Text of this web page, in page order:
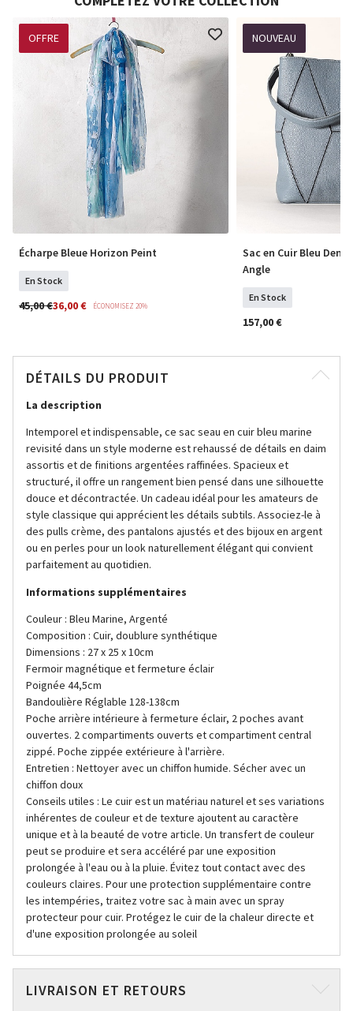
OFFRE
Écharpe Bleue Horizon Peint
En Stock
45,00 €36,00 € ÉCONOMISEZ 20%
NOUVEAU
Sac en Cuir Bleu
Angle
En Stock
157,00 €
DÉTAILS DU PRODUIT
La description
Intemporel et indispensable, ce sac seau en cuir bleu marine
revisité dans un style moderne est rehaussé de détails en daim
assortis et de finitions argentées raffinées. Spacieux et
structuré, il offre un rangement bien pensé dans une silhouette
douce et décontractée. Un cadeau idéal pour les amateurs de
style classique qui apprécient les détails subtils. Associez-le à
des pulls crème, des pantalons ajustés et des bijoux en argent
ou en perles pour un look naturellement élégant qui convient
parfaitement au quotidien.
Informations supplémentaires
Couleur : Bleu Marine, Argenté
Composition : Cuir, doublure synthétique
Dimensions : 27 x 25 x 10cm
Fermoir magnétique et fermeture éclair
Poignée 44,5cm
Bandoulière Réglable 128-138cm
Poche arrière intérieure à fermeture éclair, 2 poches avant
ouvertes. 2 compartiments ouverts et compartiment central
zippé. Poche zippée extérieure à l'arrière.
Entretien : Nettoyer avec un chiffon humide. Sécher avec un
chiffon doux
Conseils utiles : Le cuir est un matériau naturel et ses variations
inhérentes de couleur et de texture ajoutent au caractère
unique et à la beauté de votre article. Un transfert de couleur
peut se produire et sera accéléré par une exposition
prolongée à l'eau ou à la pluie. Évitez tout contact avec des
couleurs claires. Pour une protection supplémentaire contre
les intempéries, traitez votre sac à main avec un spray
protecteur pour cuir. Protégez le cuir de la chaleur directe et
d'une exposition prolongée au soleil
LIVRAISON ET RETOURS